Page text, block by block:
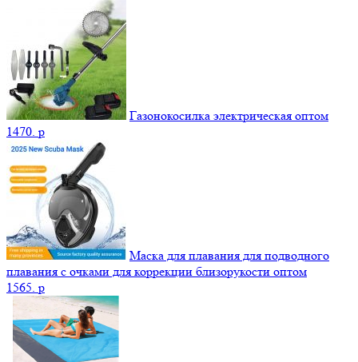
Газонокосилка электрическая оптом
1470. p
Маска для плавания для подводного
плавания с очками для коррекции близорукости оптом
1565. p